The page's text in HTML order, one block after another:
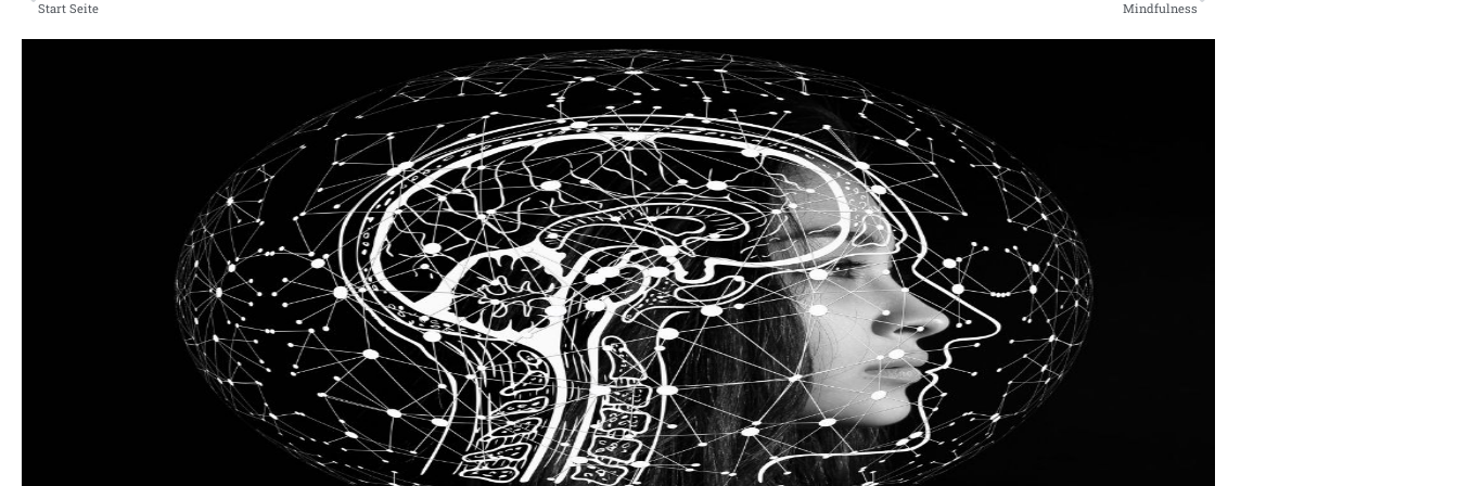
Start Seite Mindfulness